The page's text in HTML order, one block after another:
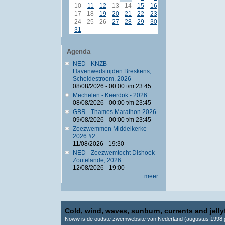
10
11 12 13 14 15
16
17
18 19 20 21 22
23
24
25 26 27 28 29
30
31
Agenda
NED - KNZB -
Havenwedstrijden Breskens,
Scheldestroom, 2026
08/08/2026 - 00:00t/m 23:45
Mechelen - Keerdok - 2026
08/08/2026 - 00:00t/m 23:45
GBR - Thames Marathon 2026
09/08/2026 - 00:00t/m 23:45
Zeezwemmen Middelkerke
2026 #2
11/08/2026 - 19:30
NED - Zeezwemtocht Dishoek -
Zoutelande, 2026
12/08/2026 - 19:00
meer
Cold, wind, waves, sunburn, currents and
Noww is de oudste zwemwebsite van Nederland (augustus 1998